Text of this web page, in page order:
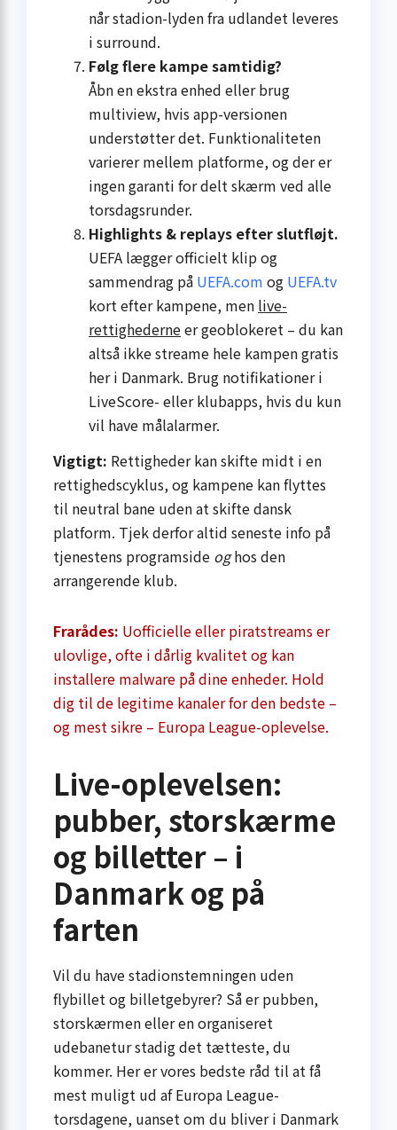
når stadion-lyden fra udlandet leveres
i surround.
Følg flere kampe samtidig?
Åbn en ekstra enhed eller brug
multiview, hvis app-versionen
understøtter det. Funktionaliteten
varierer mellem platforme, og der er
ingen garanti for delt skærm ved alle
torsdagsrunder.
Highlights & replays efter slutfløjt.
UEFA lægger officielt klip og
sammendrag på UEFA.com og UEFA.tv
kort efter kampene, men live-
rettighederneer geoblokeret – du kan
altså ikke streame hele kampen gratis
her i Danmark. Brug notifikationer i
LiveScore- eller klubapps, hvis du kun
vil have målalarmer.
Vigtigt: Rettigheder kan skifte midt i en
rettighedscyklus, og kampene kan flyttes
til neutral bane uden at skifte dansk
platform. Tjek derfor altid seneste info på
tjenestens programside oghos den
arrangerende klub.
Frarådes: Uofficielle eller piratstreams er
ulovlige, ofte i dårlig kvalitet og kan
installere malware på dine enheder. Hold
dig til de legitime kanaler for den bedste –
og mest sikre – Europa League-oplevelse.
Live-oplevelsen:
pubber, storskærme
og billetter – i
Danmark og på
farten
Vil du have stadion­stemningen uden
flybillet og billetgebyrer? Så er pubben,
storskærmen eller en organiseret
udebanetur stadig det tætteste, du
kommer. Her er vores bedste råd til at få
mest muligt ud af Europa League-
torsdagene, uanset om du bliver i Danmark